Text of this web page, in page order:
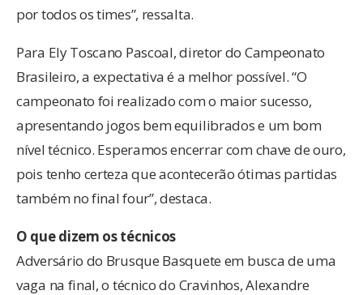
por todos os times”, ressalta.
Para Ely Toscano Pascoal, diretor do Campeonato
Brasileiro, a expectativa é a melhor possível. “O
campeonato foi realizado com o maior sucesso,
apresentando jogos bem equilibrados e um bom
nível técnico. Esperamos encerrar com chave de ouro,
pois tenho certeza que acontecerão ótimas partidas
também no final four”, destaca.
O que dizem os técnicos
Adversário do Brusque Basquete em busca de uma
vaga na final, o técnico do Cravinhos, Alexandre